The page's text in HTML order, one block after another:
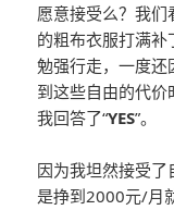
愿意接受么？我
的粗布衣服打满
勉强行走，一度还
到这些自由的代
我回答了“YES”。
因为我坦然接受
是挣到2000元/月